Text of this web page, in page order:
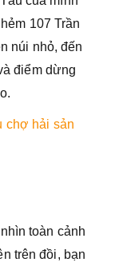
107 Trần
núi nhỏ, đến
điểm dừng
chợ hải sản
toàn cảnh
trên đồi, bạn